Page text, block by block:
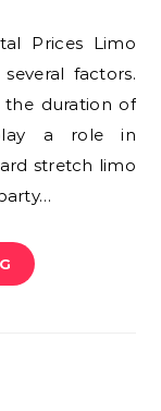
factors.
the duration of
a role in
stretch limo